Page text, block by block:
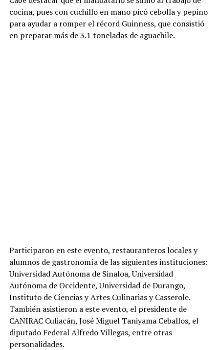
cocina, pues con cuchillo en mano picó cebolla y pepino
para ayudar a romper el récord Guinness, que consistió
en preparar más de 3.1 toneladas de aguachile.
Participaron en este evento, restauranteros locales y
alumnos de gastronomía de las siguientes instituciones:
Universidad Autónoma de Sinaloa, Universidad
Autónoma de Occidente, Universidad de Durango,
Instituto de Ciencias y Artes Culinarias y Casserole.
También asistieron a este evento, el presidente de
CANIRAC Culiacán, José Miguel Taniyama Ceballos, el
diputado Federal Alfredo Villegas, entre otras
personalidades.